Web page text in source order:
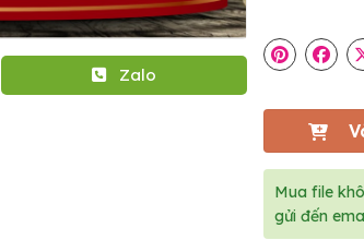
Zalo
Mua file
gửi đến